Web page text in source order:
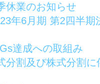
休業のお知らせ
年6月期 第2四半
達成への取組み
分割及び株式分割